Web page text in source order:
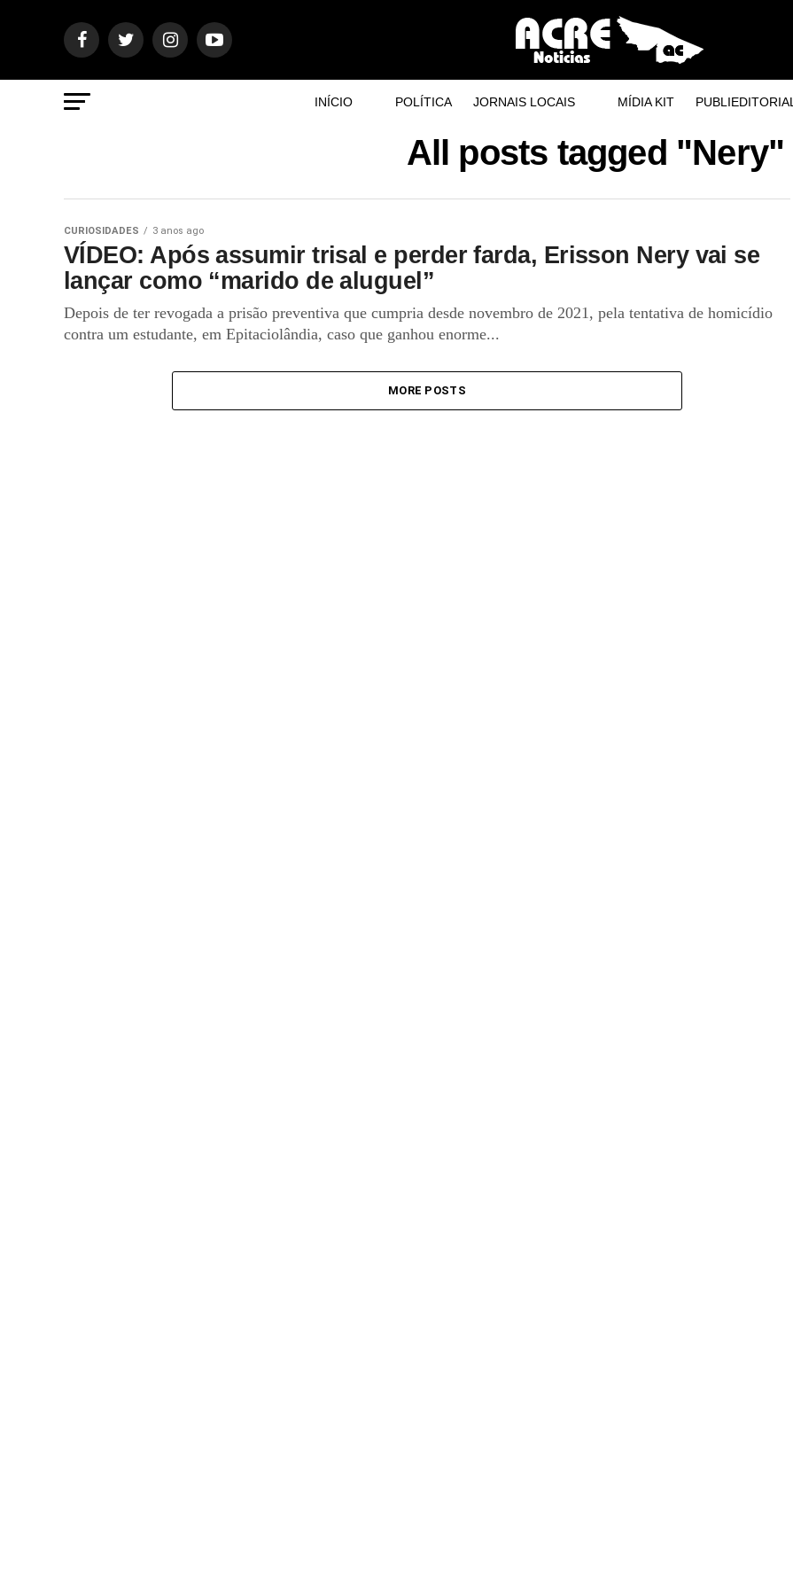
INÍCIO POLÍTICA JORNAIS LOCAIS MÍDIA KIT PUBLIEDITORIAL
All posts tagged "Nery"
CURIOSIDADES 3 anos ago
VÍDEO: Após assumir trisal e perder farda, Erisson Nery vai se
lançar como “marido de aluguel”
Depois de ter revogada a prisão preventiva que cumpria desde novembro de 2021, pela tentativa de homicídio
contra um estudante, em Epitaciolândia, caso que ganhou enorme...
MORE POSTS